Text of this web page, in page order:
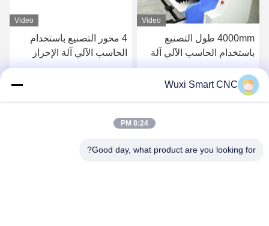
Video
4000mm طول التصنيع
باستخدام الحاسب الآلي آلة
الإحراز صلابة جيدة مع ضبط
نظام السكين
احصل على أفضل سعر
Video
4 محور التصنيع باستخدام
الحاسب الآلي آلة الإحراز
سهلة الأسلاك لوحة
Wuxi Smart CNC
8:24 PM
Good day, what product are you looking for?